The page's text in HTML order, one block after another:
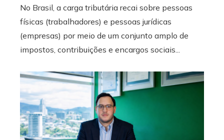
No Brasil, a carga tributária recai sobre pessoas
físicas (trabalhadores) e pessoas jurídicas
(empresas) por meio de um conjunto amplo de
impostos, contribuições e encargos sociais...